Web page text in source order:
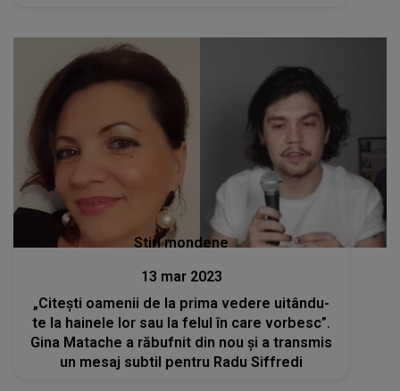
Stiri mondene
13 mar 2023
„Citești oamenii de la prima vedere uitându-
te la hainele lor sau la felul în care vorbesc”.
Gina Matache a răbufnit din nou și a transmis
un mesaj subtil pentru Radu Siffredi